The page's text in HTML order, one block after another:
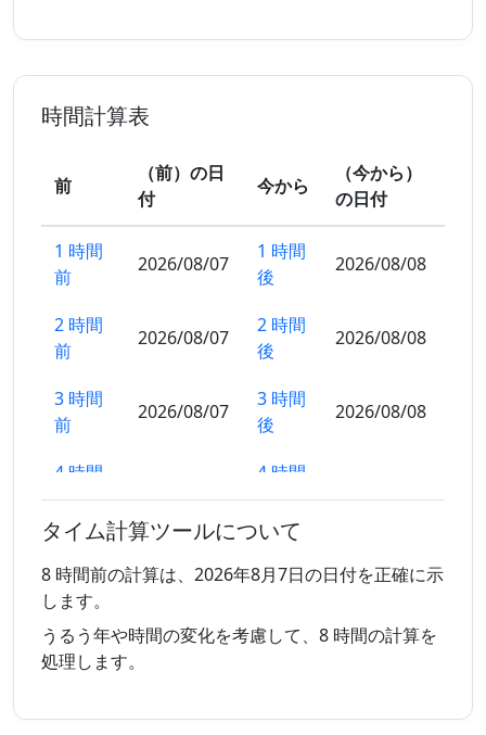
時間計算表
前
（前）の日
付
今から
（今から）
の日付
1 時間
前
2026/08/07
1 時間
後
2026/08/08
2 時間
前
2026/08/07
2 時間
後
2026/08/08
3 時間
前
2026/08/07
3 時間
後
2026/08/08
4 時間
前
4 時間
後
5 時間
前
5 時間
後
前
2026/08/07
後
2026/08/08
前
後
タイム計算ツールについて
8 時間前の計算は、2026年8月7日の日付を正確に示
します。
うるう年や時間の変化を考慮して、8 時間の計算を
処理します。